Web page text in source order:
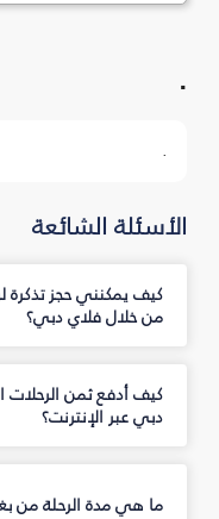
.
.
الأسئلة الشائعة
كيف يمكنني حجز تذكرة
من خلال فلاي دبي؟
كيف أدفع ثمن
دبي عبر الإنترنت؟
ما هي مدة الرحلة من